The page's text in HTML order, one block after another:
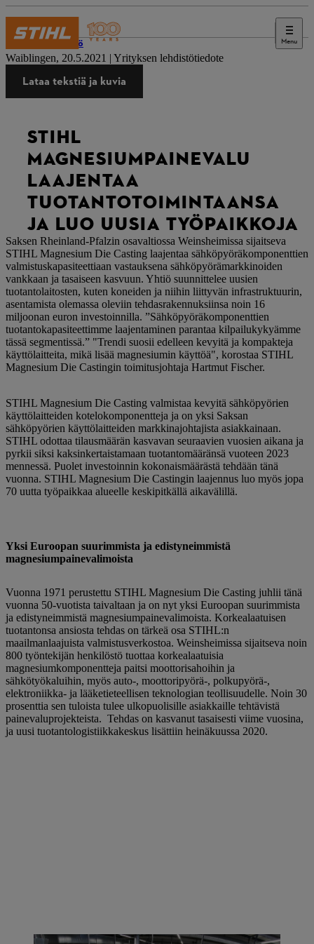
Menu
Lehdistö
Waiblingen, 20.5.2021 | Yrityksen lehdistötiedote
Lataa tekstiä ja kuvia
STIHL
MAGNESIUMPAINEVALU
LAAJENTAA
TUOTANTOTOIMINTAANSA
JA LUO UUSIA TYÖPAIKKOJA
Saksen Rheinland-Pfalzin osavaltiossa Weinsheimissa sijaitseva
STIHL Magnesium Die Casting laajentaa sähköpyöräkomponenttien
valmistuskapasiteettiaan vastauksena sähköpyörämarkkinoiden
vankkaan ja tasaiseen kasvuun. Yhtiö suunnittelee uusien
tuotantolaitosten, kuten koneiden ja niihin liittyvän infrastruktuurin,
asentamista olemassa oleviin tehdasrakennuksiinsa noin 16
miljoonan euron investoinnilla. ”Sähköpyöräkomponenttien
tuotantokapasiteettimme laajentaminen parantaa kilpailukykyämme
tässä segmentissä.” "Trendi suosii edelleen kevyitä ja kompakteja
käyttölaitteita, mikä lisää magnesiumin käyttöä", korostaa STIHL
Magnesium Die Castingin toimitusjohtaja Hartmut Fischer.
STIHL Magnesium Die Casting valmistaa kevyitä sähköpyörien
käyttölaitteiden kotelokomponentteja ja on yksi Saksan
sähköpyörien käyttölaitteiden markkinajohtajista asiakkainaan.
STIHL odottaa tilausmäärän kasvavan seuraavien vuosien aikana ja
pyrkii siksi kaksinkertaistamaan tuotantomääränsä vuoteen 2023
mennessä. Puolet investoinnin kokonaismäärästä tehdään tänä
vuonna. STIHL Magnesium Die Castingin laajennus luo myös jopa
70 uutta työpaikkaa alueelle keskipitkällä aikavälillä.
Yksi ​​Euroopan suurimmista ja edistyneimmistä
magnesiumpainevalimoista
Vuonna 1971 perustettu STIHL Magnesium Die Casting juhlii tänä
vuonna 50-vuotista taivaltaan ja on nyt yksi Euroopan suurimmista
ja edistyneimmistä magnesiumpainevalimoista. Korkealaatuisen
tuotantonsa ansiosta tehdas on tärkeä osa STIHL:n
maailmanlaajuista valmistusverkostoa. Weinsheimissa sijaitseva noin
800 työntekijän henkilöstö tuottaa korkealaatuisia
magnesiumkomponentteja paitsi moottorisahoihin ja
sähkötyökaluihin, myös auto-, moottoripyörä-, polkupyörä-,
elektroniikka- ja lääketieteellisen teknologian teollisuudelle. Noin 30
prosenttia sen tuloista tulee ulkopuolisille asiakkaille tehtävistä
painevaluprojekteista. Tehdas on kasvanut tasaisesti viime vuosina,
ja uusi tuotantologistiikkakeskus lisättiin heinäkuussa 2020.